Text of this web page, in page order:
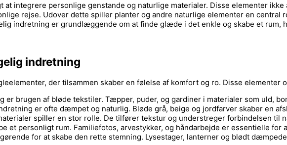
at integrere personlige genstande og naturlige materialer. Disse elementer
rejse. Udover dette spiller planter og andre naturlige elementer en central
indretning er grundlæggende om at finde glæde i det enkle og skabe et rum,
indretning
der tilsammen skaber en følelse af komfort og ro. Disse elementer
er brugen af bløde tekstiler. Tæpper, puder, og gardiner i materialer som uld,
er ofte dæmpet og naturlig. Bløde grå, beige og jordfarver skaber en
spiller en stor rolle. De tilfører tekstur og understreger forbindelsen til
et personligt rum. Familiefotos, arvestykker, og håndarbejde er essentielle
for at skabe den rette stemning. Lysestager, lanterner og blødt